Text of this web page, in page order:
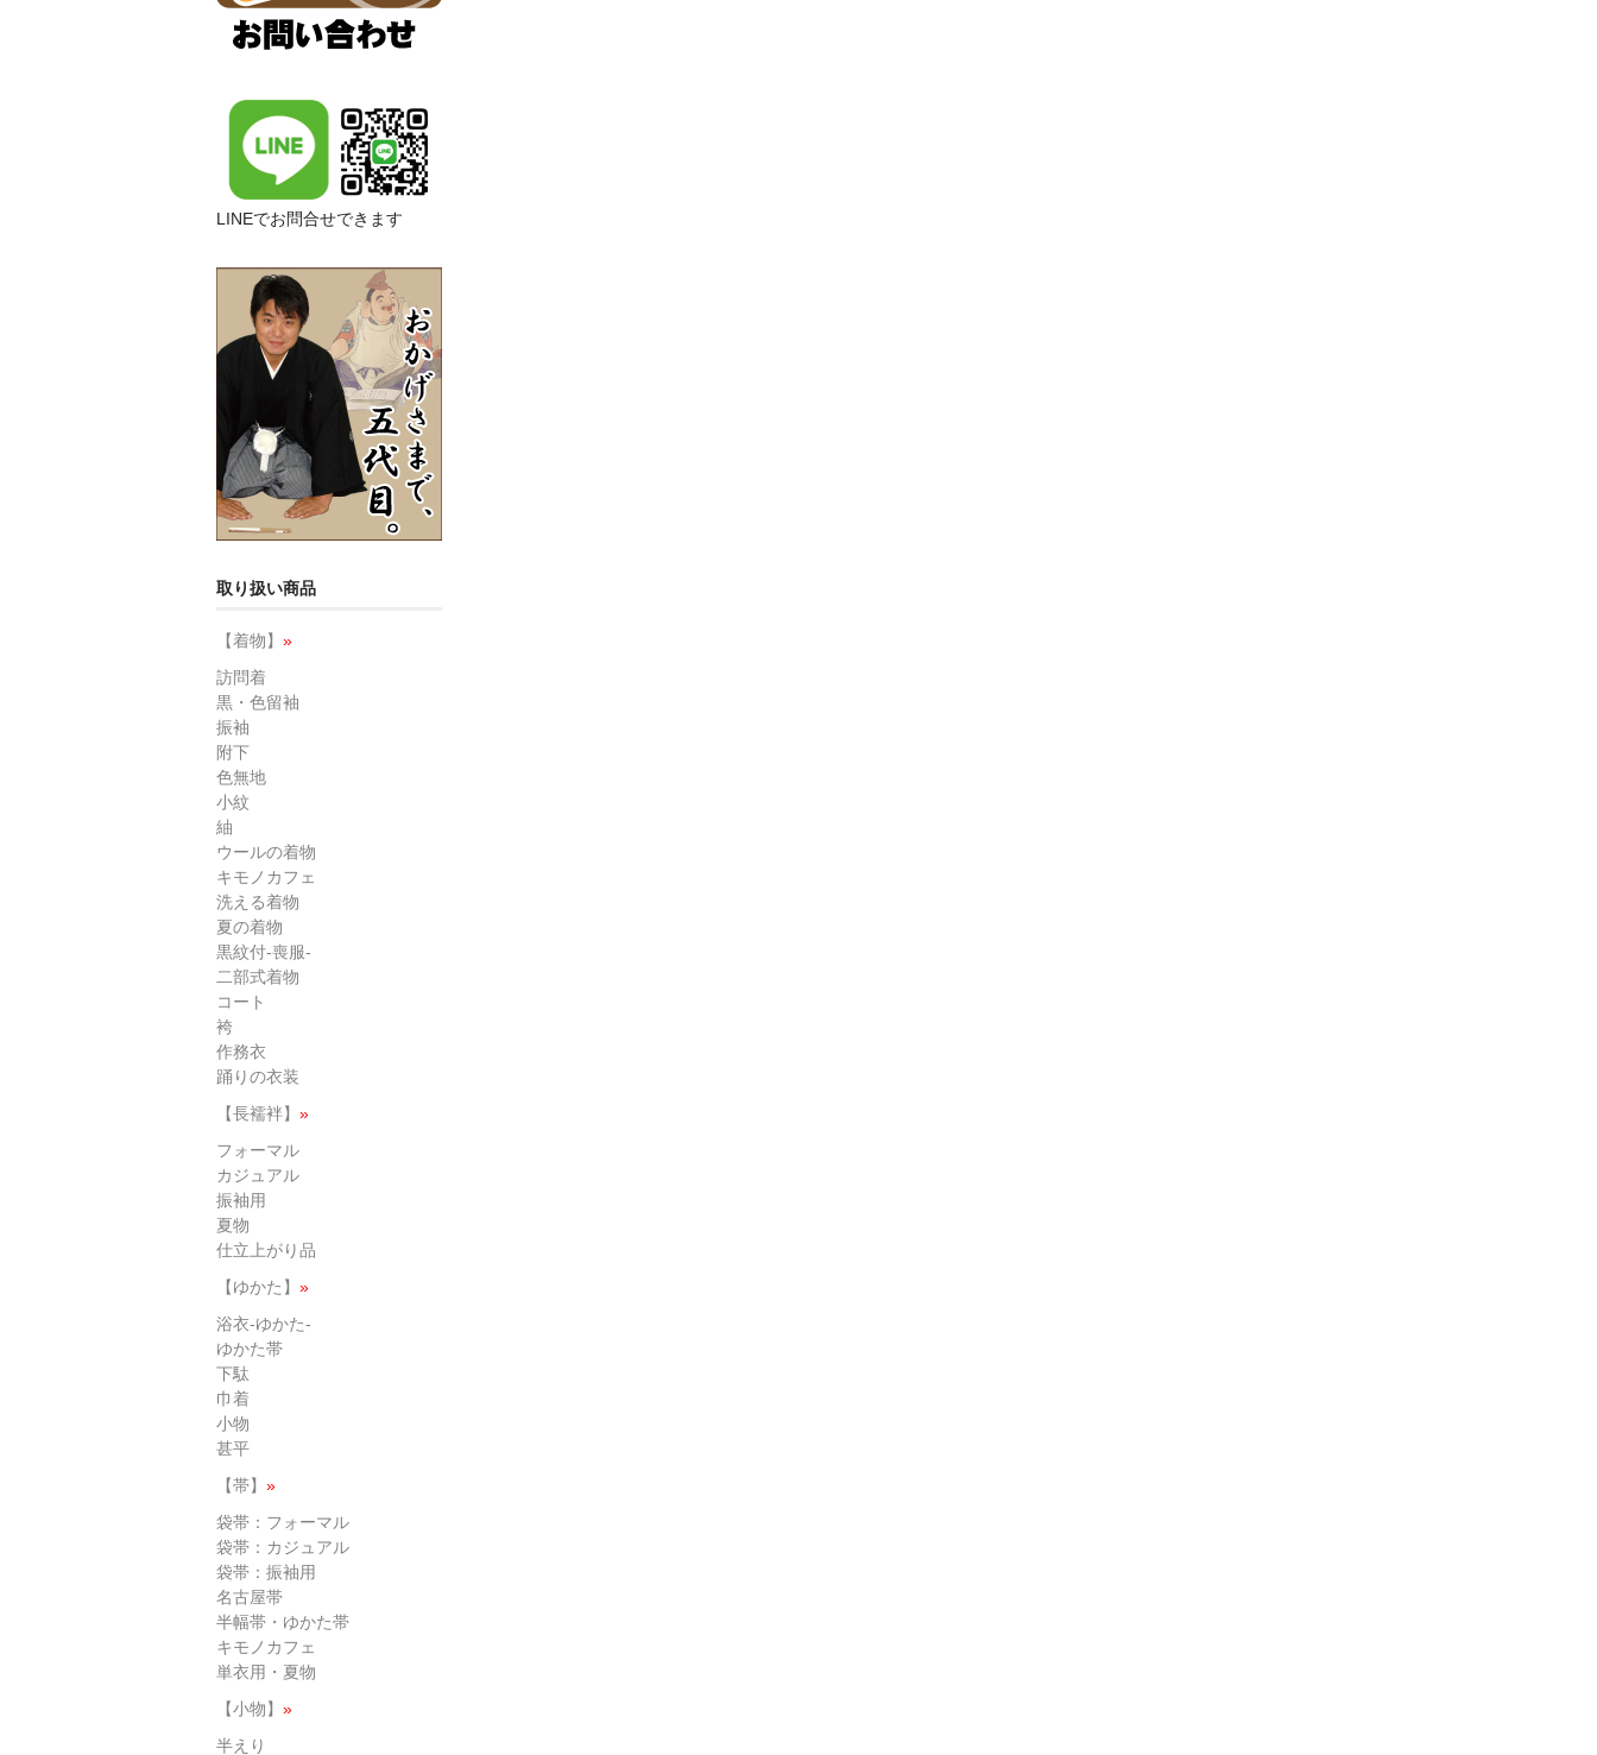
LINEでお問合せできます
取り扱い商品
【着物】 »
訪問着
黒・色留袖
振袖
附下
色無地
小紋
紬
ウールの着物
キモノカフェ
洗える着物
夏の着物
黒紋付-喪服-
二部式着物
コート
袴
作務衣
踊りの衣装
【長襦袢】 »
フォーマル
カジュアル
振袖用
夏物
仕立上がり品
【ゆかた】 »
浴衣-ゆかた-
ゆかた帯
下駄
巾着
小物
甚平
【帯】 »
袋帯：フォーマル
袋帯：カジュアル
袋帯：振袖用
名古屋帯
半幅帯・ゆかた帯
キモノカフェ
単衣用・夏物
【小物】 »
半えり